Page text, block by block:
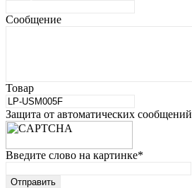
Сообщение
Товар
Защита от автоматических сообщений
Введите слово на картинке*